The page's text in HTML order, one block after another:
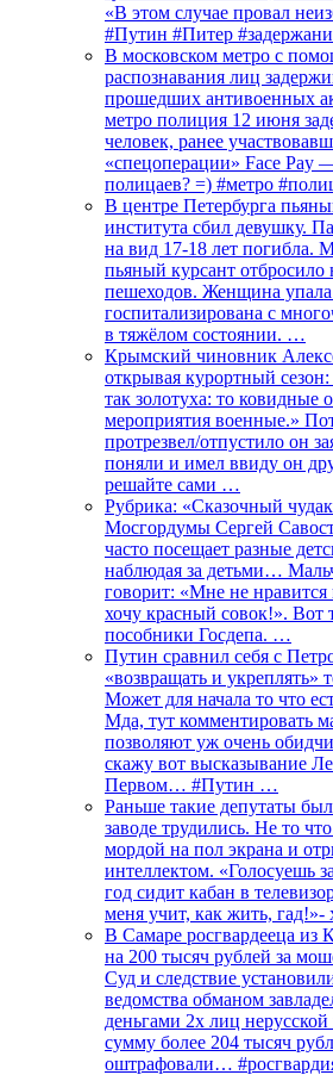
«В этом случае провал
#Путин #Питер
В московском метро с
распознавания лиц
прошедших антивоенных
метро полиция 12 июня
человек, ранее
«спецоперации» Face Pay
полицаев? =) #метро
В центре Петербурга
института сбил девушку.
на вид 17-18 лет погибла.
пьяный курсант отбросило
пешеходов. Женщина
госпитализирована с
в тяжёлом состоянии. …
Крымский чиновник
открывая курортный
так золотуха: то ковидные
мероприятия военные.»
протрезвел/отпустило он
поняли и имел ввиду он
решайте сами …
Рубрика: «Сказочный
Мосгордумы Сергей
часто посещает разные
наблюдая за детьми…
говорит: «Мне не
хочу красный совок!». Вот
пособники Госдепа. …
Путин сравнил себя с
«возвращать и
Может для начала то что
Мда, тут комментировать
позволяют уж очень
скажу вот высказывание
Первом… #Путин …
Раньше такие депутаты
заводе трудились. Не то
мордой на пол экрана и
интеллектом. «Голосуешь
год сидит кабан в
меня учит, как жить,
В Самаре росгвардееца из
на 200 тысяч рублей за
Суд и следствие
ведомства обманом
деньгами 2х лиц
сумму более 204 тысяч
оштрафовали…